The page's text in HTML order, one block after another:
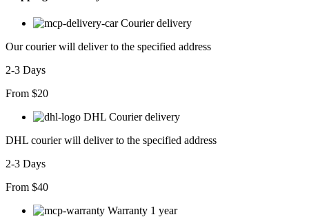
Courier delivery
Our courier will deliver to the specified address
2-3 Days
From $20
DHL Courier delivery
DHL courier will deliver to the specified address
2-3 Days
From $40
Warranty 1 year